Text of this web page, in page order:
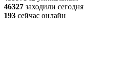
46327 заходили сегодня
193 сейчас онлайн